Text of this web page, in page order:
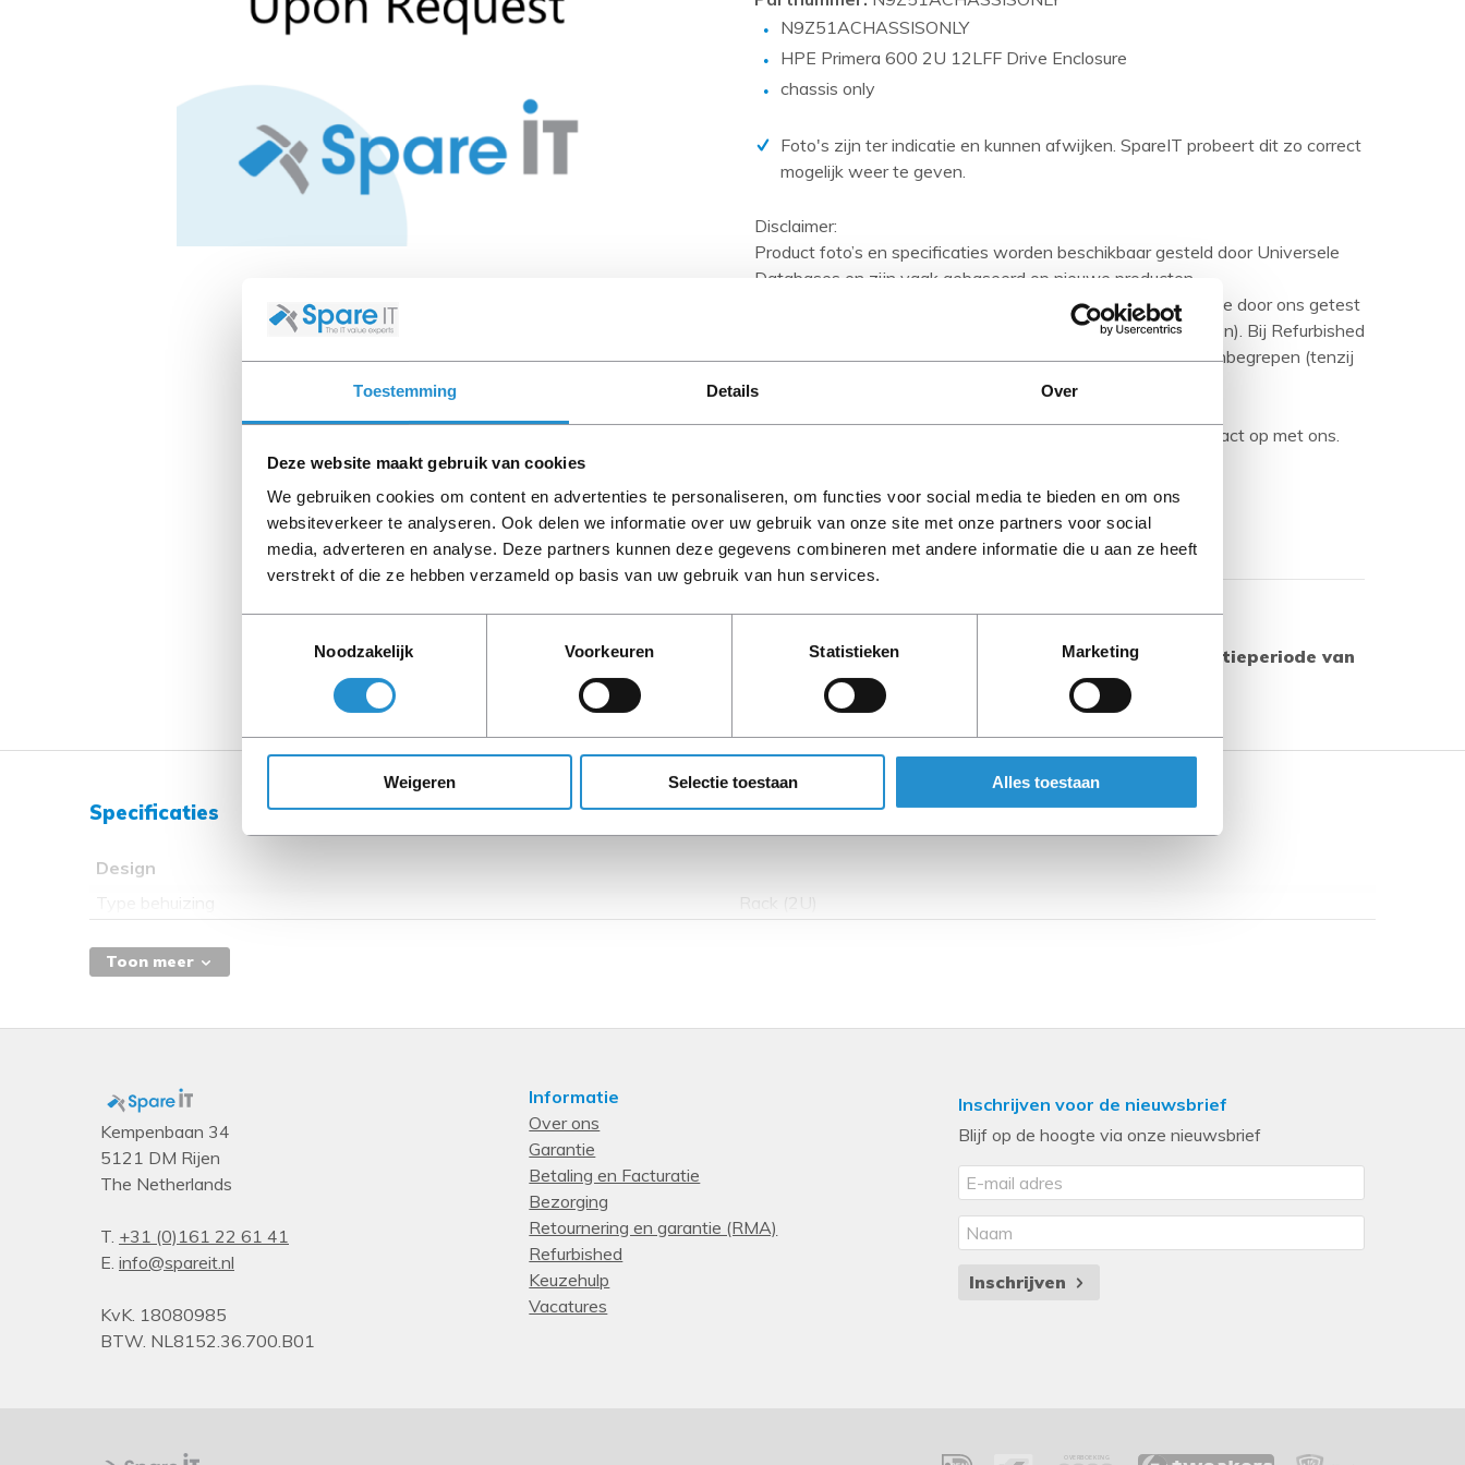
Toestemming Details Over
Deze website maakt gebruik van cookies
We gebruiken cookies om content en advertenties te personaliseren, om functies voor social media te bieden en om ons
websiteverkeer te analyseren. Ook delen we informatie over uw gebruik van onze site met onze partners voor social
media, adverteren en analyse. Deze partners kunnen deze gegevens combineren met andere informatie die u aan ze heeft
verstrekt of die ze hebben verzameld op basis van uw gebruik van hun services.
Noodzakelijk
Voorkeuren Statistieken Marketing
Weigeren Selectie toestaan Alles toestaan
PCIe kaarten
Power Distribution Units (PDU)
Rack accessoires
N9Z51ACHASSISONLY
HPE Primera 600 2U 12LFF Drive Enclosure
chassis only
Foto's zijn ter indicatie en kunnen afwijken. SpareIT probeert dit zo correct
mogelijk weer te geven.
Disclaimer:
Product foto’s en specificaties worden beschikbaar gesteld door Universele
Databases en zijn vaak gebaseerd op nieuwe producten.
Wanneer het artikel een 'Refurbished product' betreft is deze door ons getest
en heeft het een A-grade conditie (tenzij anders aangegeven). Bij Refurbished
artikelen zijn kabels, software media en handleidingen niet inbegrepen (tenzij
anders aangegeven).
Let goed op de productbeschrijving en neem bij vragen contact op met ons.
Omschrijving
LET OP: Op refurbished producten geldt een garantieperiode van
90 dagen, tenzij anders aangegeven.
Specificaties
Design
Rack (2U)
Toon meer
Kempenbaan 34
5121 DM Rijen
The Netherlands
T. +31 (0)161 22 61 41
E. info@spareit.nl
KvK. 18080985
BTW. NL8152.36.700.B01
Informatie
Over ons
Garantie
Betaling en Facturatie
Bezorging
Retournering en garantie (RMA)
Refurbished
Keuzehulp
Vacatures
Inschrijven voor de nieuwsbrief
Blijf op de hoogte via onze nieuwsbrief
Inschrijven